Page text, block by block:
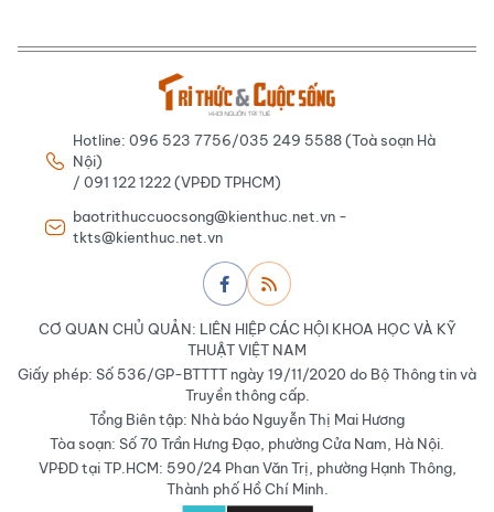
Hotline: 096 523 7756/035 249 5588 (Toà soạn Hà
Nội)
/ 091 122 1222 (VPĐD TPHCM)
baotrithuccuocsong@kienthuc.net.vn -
tkts@kienthuc.net.vn
CƠ QUAN CHỦ QUẢN: LIÊN HIỆP CÁC HỘI KHOA HỌC VÀ KỸ
THUẬT VIỆT NAM
Giấy phép: Số 536/GP-BTTTT ngày 19/11/2020 do Bộ Thông tin và
Truyền thông cấp.
Tổng Biên tập: Nhà báo Nguyễn Thị Mai Hương
Tòa soạn: Số 70 Trần Hưng Đạo, phường Cửa Nam, Hà Nội.
VPĐD tại TP.HCM: 590/24 Phan Văn Trị, phường Hạnh Thông,
Thành phố Hồ Chí Minh.